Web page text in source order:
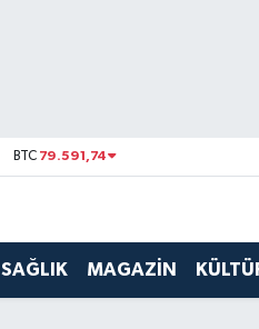
BTC 79.591,74
SAĞLIK MAGAZİN